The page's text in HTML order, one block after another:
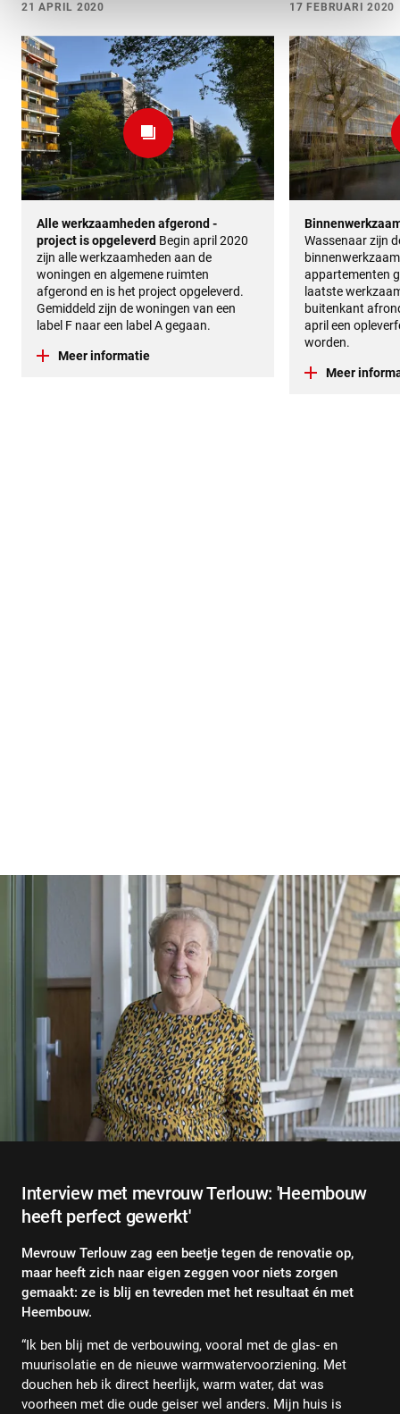
21 APRIL 2020
Alle werkzaamheden afgerond -
project is opgeleverd Begin april 2020
zijn alle werkzaamheden aan de
woningen en algemene ruimten
afgerond en is het project opgeleverd.
Gemiddeld zijn de woningen van een
label F naar een label A gegaan.
Meer informatie
17 FEBRUARI 2020
Wassenaar zijn
appartementen
laatste
buitenkant
april een
worden.
Meer
Interview met mevrouw Terlouw: 'Heembouw
heeft perfect gewerkt'
Mevrouw Terlouw zag een beetje tegen de renovatie op,
maar heeft zich naar eigen zeggen voor niets zorgen
gemaakt: ze is blij en tevreden met het resultaat én met
Heembouw.
“Ik ben blij met de verbouwing, vooral met de glas- en
muurisolatie en de nieuwe warmwatervoorziening. Met
douchen heb ik direct heerlijk, warm water, dat was
voorheen met die oude geiser wel anders. Mijn huis is